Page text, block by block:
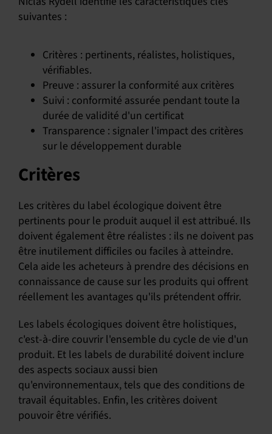
suivantes :
Critères : pertinents, réalistes, holistiques,
vérifiables.
Preuve : assurer la conformité aux critères
Suivi : conformité assurée pendant toute la
durée de validité d'un certificat
Transparence : signaler l'impact des critères
sur le développement durable
Critères
Les critères du label écologique doivent être
pertinents pour le produit auquel il est attribué. Ils
doivent également être réalistes : ils ne doivent pas
être inutilement difficiles ou faciles à atteindre.
Cela aide les acheteurs à prendre des décisions en
connaissance de cause sur les produits qui offrent
réellement les avantages qu'ils prétendent offrir.
Les labels écologiques doivent être holistiques,
c'est-à-dire couvrir l'ensemble du cycle de vie d'un
produit. Et les labels de durabilité doivent inclure
des aspects sociaux aussi bien
qu'environnementaux, tels que des conditions de
travail équitables. Enfin, les critères doivent
pouvoir être vérifiés.